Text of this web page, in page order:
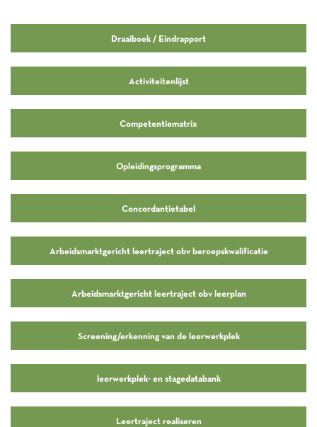
Draaiboek / Eindrapport
Activiteitenlijst
Competentiematrix
Opleidingsprogramma
Concordantietabel
Arbeidsmarktgericht leertraject obv beroepskwalificatie
Arbeidsmarktgericht leertraject obv leerplan
Screening/erkenning van de leerwerkplek
leerwerkplek- en stagedatabank
Leertraject realiseren